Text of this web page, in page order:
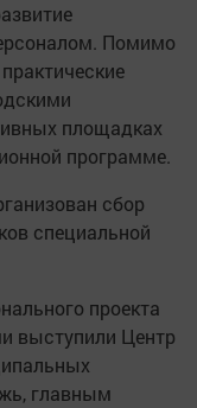
Помимо
площадках
программе.
сбор
специальной
проекта
выступили Центр
главным